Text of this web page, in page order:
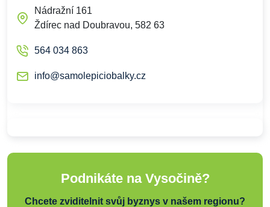
Nádražní 161
Ždírec nad Doubravou, 582 63
564 034 863
info@samolepiciobalky.cz
Podnikáte na Vysočině?
Chcete zviditelnit svůj byznys v našem regionu?